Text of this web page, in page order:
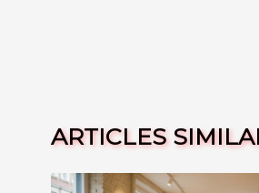
ARTICLES